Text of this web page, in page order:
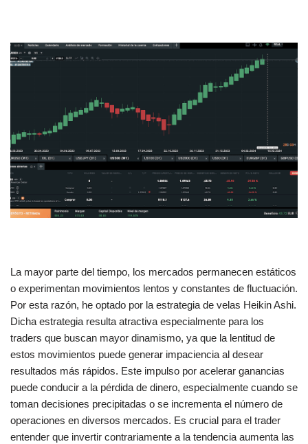
La mayor parte del tiempo, los mercados permanecen estáticos
o experimentan movimientos lentos y constantes de fluctuación.
Por esta razón, he optado por la estrategia de velas Heikin Ashi.
Dicha estrategia resulta atractiva especialmente para los
traders que buscan mayor dinamismo, ya que la lentitud de
estos movimientos puede generar impaciencia al desear
resultados más rápidos. Este impulso por acelerar ganancias
puede conducir a la pérdida de dinero, especialmente cuando se
toman decisiones precipitadas o se incrementa el número de
operaciones en diversos mercados. Es crucial para el trader
entender que invertir contrariamente a la tendencia aumenta las